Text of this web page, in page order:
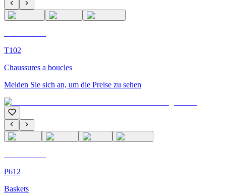
T102
Chaussures a boucles
Melden Sie sich an, um die Preise zu sehen
P612
Baskets